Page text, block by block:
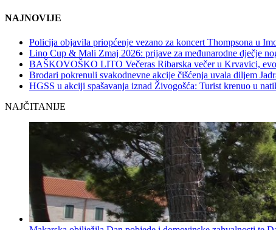
NAJNOVIJE
Policija objavila priopćenje vezano za koncert Thompsona u
Lino Cup & Mali Zmaj 2026: prijave za međunarodne dječje
BAŠKOVOŠKO LITO Večeras Ribarska večer u Krvavici,
Brodari pokrenuli svakodnevne akcije čišćenja uvala diljem
HGSS u akciji spašavanja iznad Živogošća: Turist krenuo u
NAJČITANIJE